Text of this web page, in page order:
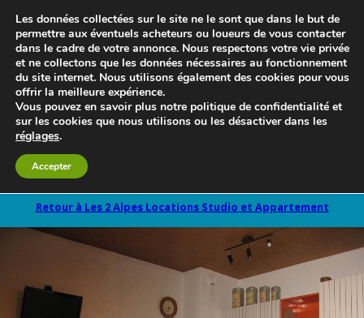
Retour à Les 2 Alpes Locations Studio et Appartement
Les données collectées sur le site ne le sont que dans le but de
permettre aux éventuels acheteurs ou loueurs de vous contacter
dans le cadre de votre annonce. Nous respectons votre vie privée
et ne collectons que les données nécessaires au fonctionnement
du site internet. Nous utilisons également des cookies pour vous
offrir la meilleure expérience.
Vous pouvez en savoir plus notre politique de confidentialité et
sur les cookies que nous utilisons ou les désactiver dans les
réglages.
Accepter